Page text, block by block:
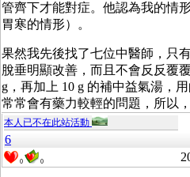
管齊下才能對症。他認為我的情
胃寒的情形）。
果然我先後找了七位中醫師，只
脫垂明顯改善，而且不會反反覆
g，再加上 10 g 的補中益氣湯，
常常會有藥力較輕的問題，所以
本人已不在此站活動
6
0 0